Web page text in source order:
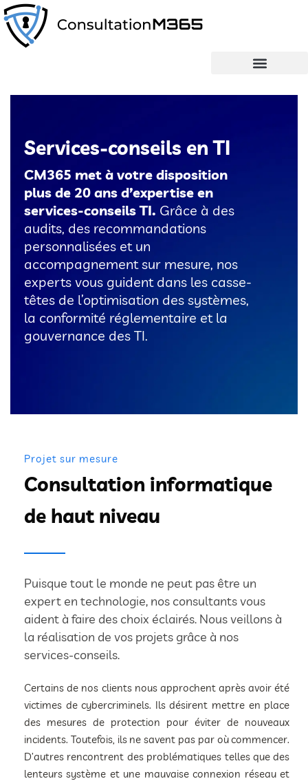
Services-conseils en TI
CM365 met à votre disposition
plus de 20 ans d’expertise en
services-conseils TI. Grâce à des
audits, des recommandations
personnalisées et un
accompagnement sur mesure, nos
experts vous guident dans les casse-
têtes de l’optimisation des systèmes,
la conformité réglementaire et la
gouvernance des TI.
Projet sur mesure
Consultation informatique
de haut niveau
Puisque tout le monde ne peut pas être un
expert en technologie, nos consultants vous
aident à faire des choix éclairés. Nous veillons à
la réalisation de vos projets grâce à nos
services-conseils.
Certains de nos clients nous approchent après avoir été
victimes de cybercriminels. Ils désirent mettre en place
des mesures de protection pour éviter de nouveaux
incidents. Toutefois, ils ne savent pas par où commencer.
D’autres rencontrent des problématiques telles que des
lenteurs système et une mauvaise connexion réseau et